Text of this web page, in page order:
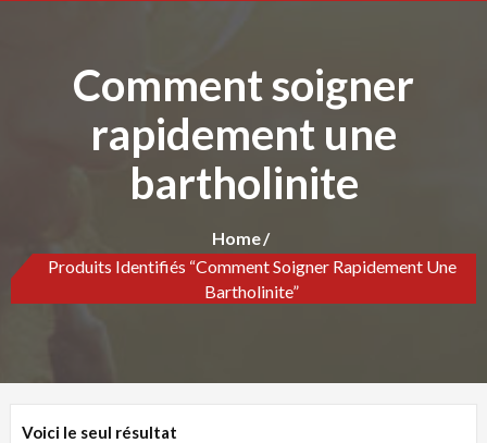
Comment soigner
rapidement une
bartholinite
Home
Produits Identifiés “Comment Soigner Rapidement Une
Bartholinite”
Voici le seul résultat